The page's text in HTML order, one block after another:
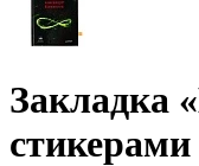
Закладка
стикерами